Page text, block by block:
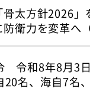
骨太方針2026
衛力を変革へ
令和8年8月3
20名、海自7名